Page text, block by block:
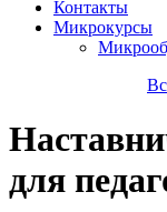
Контакты
Микрокурсы
для